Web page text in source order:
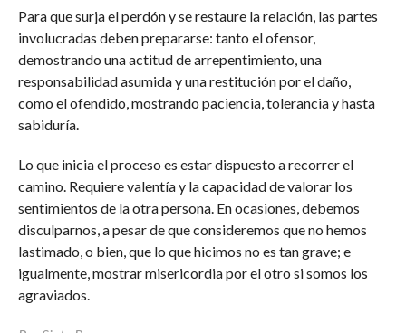
Para que surja el perdón y se restaure la relación, las partes
involucradas deben prepararse: tanto el ofensor,
demostrando una actitud de arrepentimiento, una
responsabilidad asumida y una restitución por el daño,
como el ofendido, mostrando paciencia, tolerancia y hasta
sabiduría.
Lo que inicia el proceso es estar dispuesto a recorrer el
camino. Requiere valentía y la capacidad de valorar los
sentimientos de la otra persona. En ocasiones, debemos
disculparnos, a pesar de que consideremos que no hemos
lastimado, o bien, que lo que hicimos no es tan grave; e
igualmente, mostrar misericordia por el otro si somos los
agraviados.